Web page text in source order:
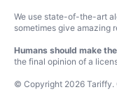
We use state-of-the-art
sometimes give amazing
Humans should make
the final opinion of a
© Copyright 2026 Tariffy.